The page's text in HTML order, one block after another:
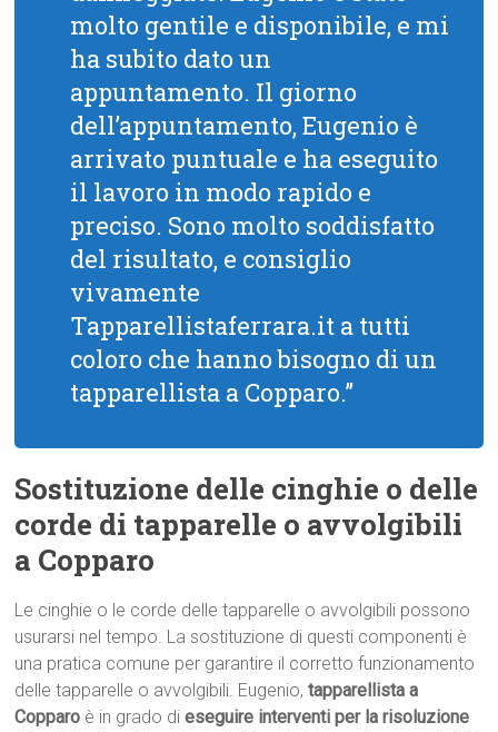
molto gentile e disponibile, e mi
ha subito dato un
appuntamento. Il giorno
dell’appuntamento, Eugenio è
arrivato puntuale e ha eseguito
il lavoro in modo rapido e
preciso. Sono molto soddisfatto
del risultato, e consiglio
vivamente
Tapparellistaferrara.it a tutti
coloro che hanno bisogno di un
tapparellista a Copparo.”
Sostituzione delle cinghie o delle
corde di tapparelle o avvolgibili
a Copparo
Le cinghie o le corde delle tapparelle o avvolgibili possono
usurarsi nel tempo. La sostituzione di questi componenti è
una pratica comune per garantire il corretto funzionamento
delle tapparelle o avvolgibili. Eugenio,tapparellista a
Copparo è in grado dieseguire interventi per la risoluzione